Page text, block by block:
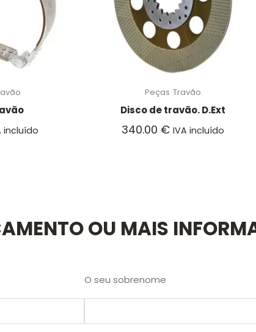
incluído
Peças Travão
Disco de travão. D.Ext
340.00 € IVA incluído
OU MAIS
O seu sobrenome